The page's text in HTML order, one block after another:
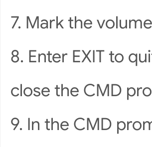
7. Mark the
8. Enter EXIT to
close the CMD
9. In the CMD